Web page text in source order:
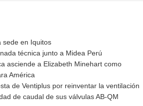
sede en Iquitos
técnica junto a Midea Perú
asciende a Elizabeth Minehart como
América
de Ventiplus por reinventar la ventilación
de caudal de sus válvulas AB-QM